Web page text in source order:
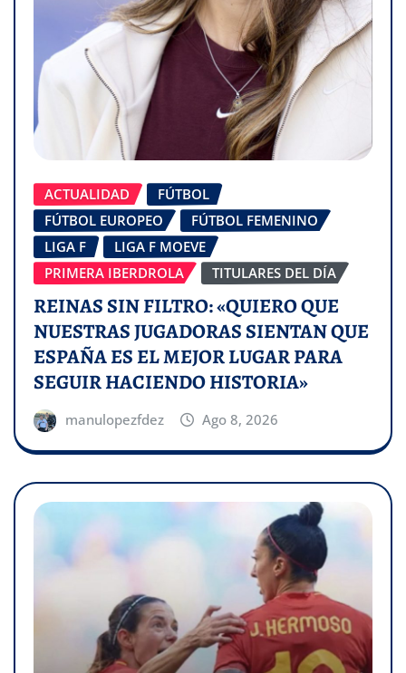
ACTUALIDAD
FÚTBOL
FÚTBOL EUROPEO
FÚTBOL FEMENINO
LIGA F
LIGA F MOEVE
PRIMERA IBERDROLA
TITULARES DEL DÍA
REINAS SIN FILTRO: «QUIERO QUE
NUESTRAS JUGADORAS SIENTAN QUE
ESPAÑA ES EL MEJOR LUGAR PARA
SEGUIR HACIENDO HISTORIA»
manulopezfdez Ago 8, 2026